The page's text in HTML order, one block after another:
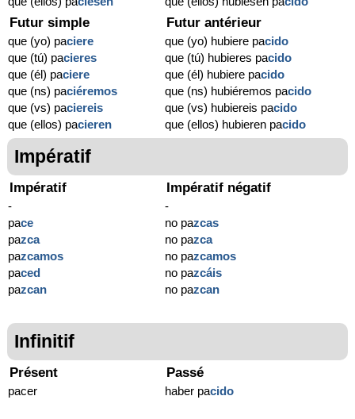
Futur simple
que (yo) paciere
que (tú) pacieres
que (él) paciere
que (ns) paciéremos
que (vs) paciereis
que (ellos) pacieren
Futur antérieur
que (yo) hubiere pacido
que (tú) hubieres pacido
que (él) hubiere pacido
que (ns) hubiéremos pacido
que (vs) hubiereis pacido
que (ellos) hubieren pacido
Impératif
Impératif
-
pace
pazca
pazcamos
paced
pazcan
Impératif négatif
-
no pazcas
no pazca
no pazcamos
no pazcáis
no pazcan
Infinitif
Présent
pacer
Passé
haber pacido